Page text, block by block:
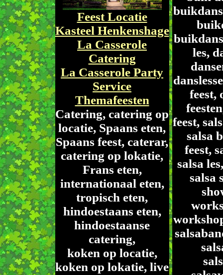
Feest Locatie
Kasteel Henkenshage
La Casserole
Catering
La Casserole Party
Service
Themafeesten
Catering, catering op
locatie, Spaans eten,
Spaans feest, caterar,
catering op lokatie,
Frans eten,
internationaal eten,
tropisch eten,
hindoestaans eten,
hindoestaanse
catering,
koken op locatie,
koken op lokatie, live
les,
feest,
feest,
salsa
feest,
salsa
salsa